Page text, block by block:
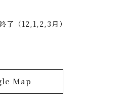
了（12,1,2,3月）
Map